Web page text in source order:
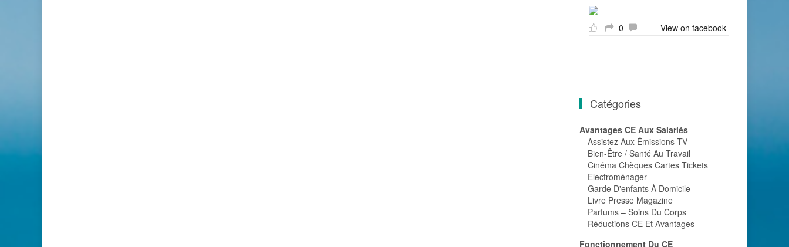
0 View on facebook
Catégories
Avantages CE Aux Salariés
Assistez Aux Émissions TV
Bien-Être / Santé Au Travail
Cinéma Chèques Cartes Tickets
Electroménager
Garde D'enfants À Domicile
Livre Presse Magazine
Parfums – Soins Du Corps
Réductions CE Et Avantages
Fonctionnement Du CE